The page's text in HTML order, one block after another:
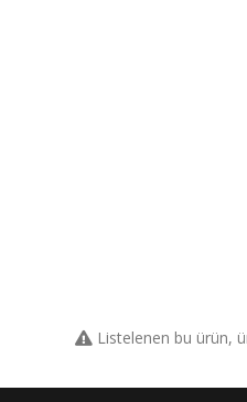
Listelenen bu ürün,